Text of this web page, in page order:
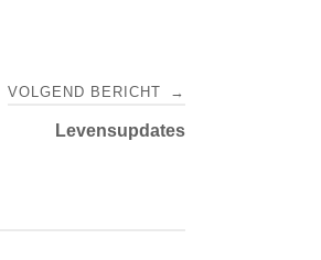
VOLGEND BERICHT →
Levensupdates